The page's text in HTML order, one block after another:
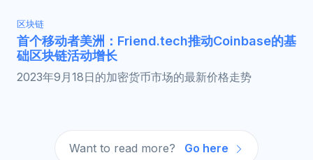
区块链
首个移动者美洲：Friend.tech推动Coinbase的基
础区块链活动增长
2023年9月18日的加密货币市场的最新价格走势
Want to read more? Go here